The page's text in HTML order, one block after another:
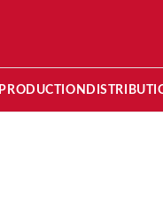
PRODUCTION